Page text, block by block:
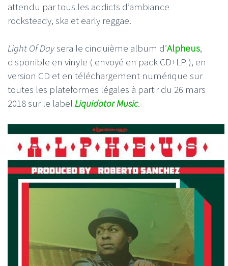
attendu par tous les addicts d’ambiance
rocksteady, ska et early reggae.
Light Of Daysera le cinquième album d’Alpheus,
disponible en vinyle ( envoyé en pack CD+LP ), en
version CD et en téléchargement numérique sur
toutes les plateformes légales à partir du 26 mars
2018 sur le label Liquidator Music.